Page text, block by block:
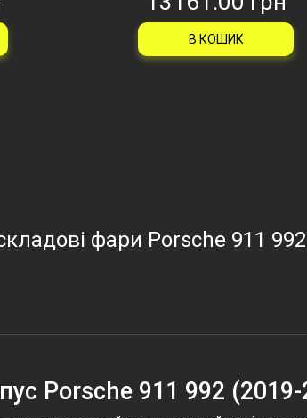
В КОШИК
фари Porsche 911
Porsche 911 992